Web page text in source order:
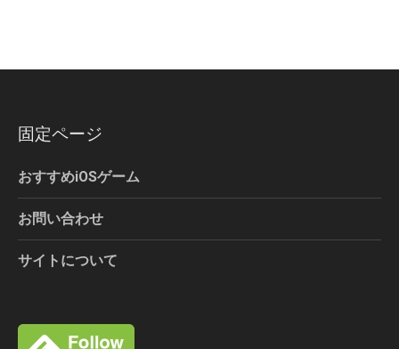
固定ページ
おすすめiOSゲーム
お問い合わせ
サイトについて